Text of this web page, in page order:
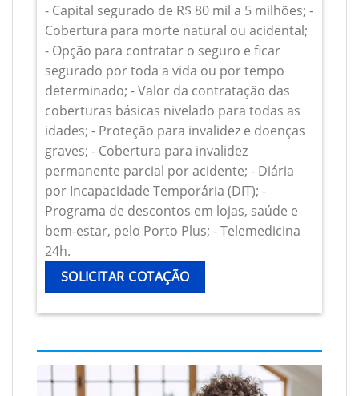
- Capital segurado de R$ 80 mil a 5 milhões; -
Cobertura para morte natural ou acidental;
- Opção para contratar o seguro e ficar
segurado por toda a vida ou por tempo
determinado; - Valor da contratação das
coberturas básicas nivelado para todas as
idades; - Proteção para invalidez e doenças
graves; - Cobertura para invalidez
permanente parcial por acidente; - Diária
por Incapacidade Temporária (DIT); -
Programa de descontos em lojas, saúde e
bem-estar, pelo Porto Plus; - Telemedicina
24h.
SOLICITAR COTAÇÃO